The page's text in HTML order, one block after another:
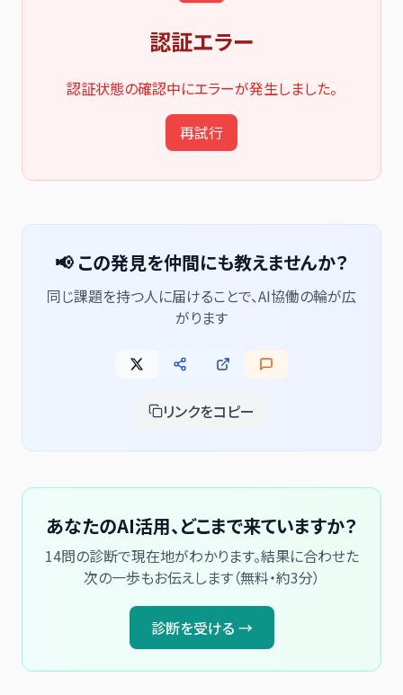
認証エラー
認証状態の確認中にエラーが発生しました。
再試行
📢 この発見を仲間にも教えませんか？
同じ課題を持つ人に届けることで、AI協働の輪が広
がります
リンクをコピー
あなたのAI活用、どこまで来ていますか？
14問の診断で現在地がわかります。結果に合わせた
次の一歩もお伝えします（無料・約3分）
診断を受ける →